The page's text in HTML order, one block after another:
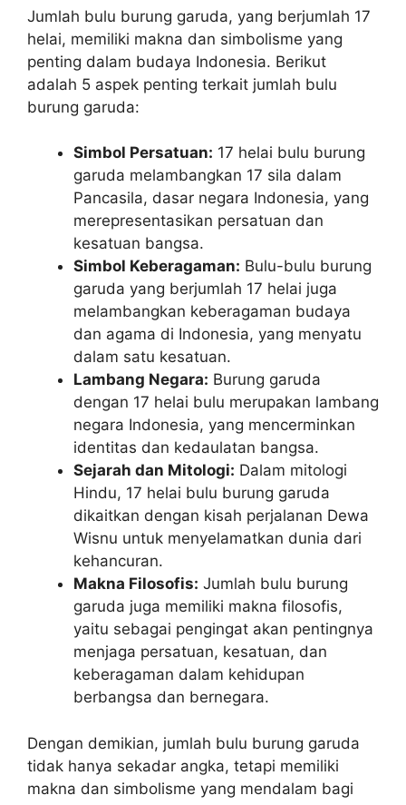
Jumlah bulu burung garuda, yang berjumlah 17
helai, memiliki makna dan simbolisme yang
penting dalam budaya Indonesia. Berikut
adalah 5 aspek penting terkait jumlah bulu
burung garuda:
Simbol Persatuan: 17 helai bulu burung
garuda melambangkan 17 sila dalam
Pancasila, dasar negara Indonesia, yang
merepresentasikan persatuan dan
kesatuan bangsa.
Simbol Keberagaman: Bulu-bulu burung
garuda yang berjumlah 17 helai juga
melambangkan keberagaman budaya
dan agama di Indonesia, yang menyatu
dalam satu kesatuan.
Lambang Negara: Burung garuda
dengan 17 helai bulu merupakan lambang
negara Indonesia, yang mencerminkan
identitas dan kedaulatan bangsa.
Sejarah dan Mitologi: Dalam mitologi
Hindu, 17 helai bulu burung garuda
dikaitkan dengan kisah perjalanan Dewa
Wisnu untuk menyelamatkan dunia dari
kehancuran.
Makna Filosofis: Jumlah bulu burung
garuda juga memiliki makna filosofis,
yaitu sebagai pengingat akan pentingnya
menjaga persatuan, kesatuan, dan
keberagaman dalam kehidupan
berbangsa dan bernegara.
Dengan demikian, jumlah bulu burung garuda
tidak hanya sekadar angka, tetapi memiliki
makna dan simbolisme yang mendalam bagi